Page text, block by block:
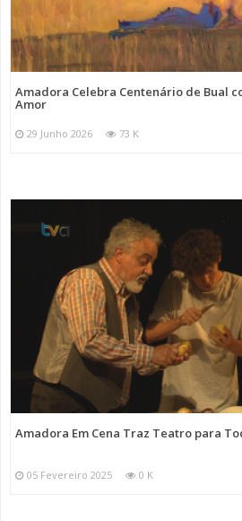
Amadora Celebra Centenário de Bual
Amor
29 Junho 2026 73 K
Amadora Em Cena Traz Teatro para
05 Fevereiro 2025 0 K